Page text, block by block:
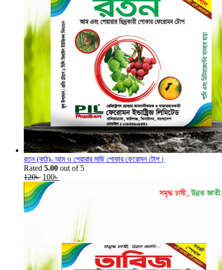
রতন (কাঠ)- আম ও পেয়ারার মাছি পোকার ফেরোমন টোপ।
Rated 5.00 out of 5
120৳ Original
price
was:
100৳